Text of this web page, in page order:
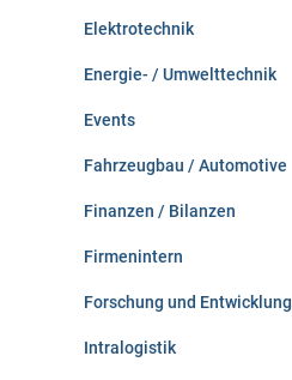
Elektrotechnik
Energie- / Umwelttechnik
Events
Fahrzeugbau / Automotive
Finanzen / Bilanzen
Firmenintern
Forschung und Entwicklung
Intralogistik